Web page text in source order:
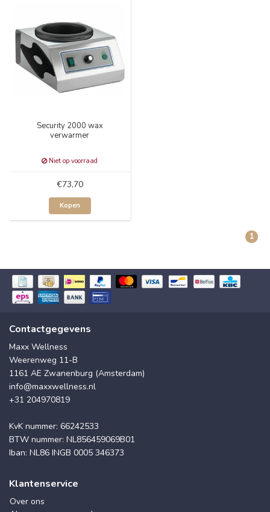
Security 2000 wax
verwarmer
Niet op voorraad
€73,70
Kopen
1
Contactgegevens
Maxx Wellness
Weerenweg 11-B
1161 AE Zwanenburg (Amsterdam)
info@maxxwellness.nl
+31 204970819
KvK nummer: 66242533
BTW nummer: NL856459069B01
Iban: NL86 INGB 0005 346373
Klantenservice
Over ons